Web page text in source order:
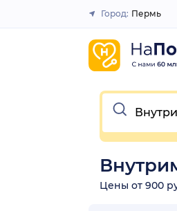
Закрыть
Город: Пермь
Очистить
Цены от 900